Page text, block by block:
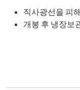
직사광선을 피
개봉 후 냉장보